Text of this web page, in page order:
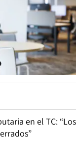
en el TC: “Los